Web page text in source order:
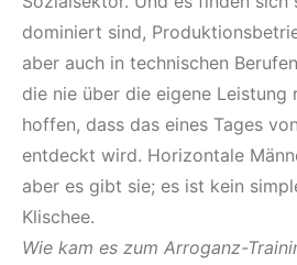
dominiert sind,
aber auch in technischen
die nie über die eigene Leistung
hoffen, dass das eines Tages
entdeckt wird. Horizontale
aber es gibt sie; es ist kein
Klischee.
Wie kam es zum Arroganz-